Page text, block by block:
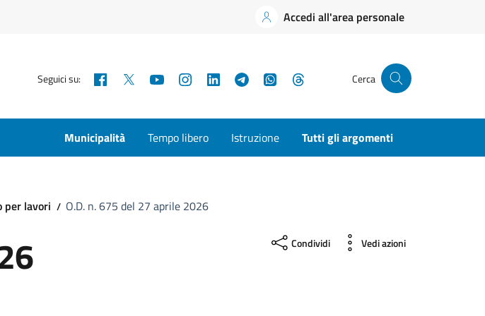
Accedi all'area personale
Seguici su: Facebook YouTubeInstagramLinkedInTelegramWhatsApp Cerca
Municipalità Tempo libero Istruzione Tutti gli argomenti
per lavori O.D. n. 675 del 27 aprile 2026
Condividi Vedi azioni